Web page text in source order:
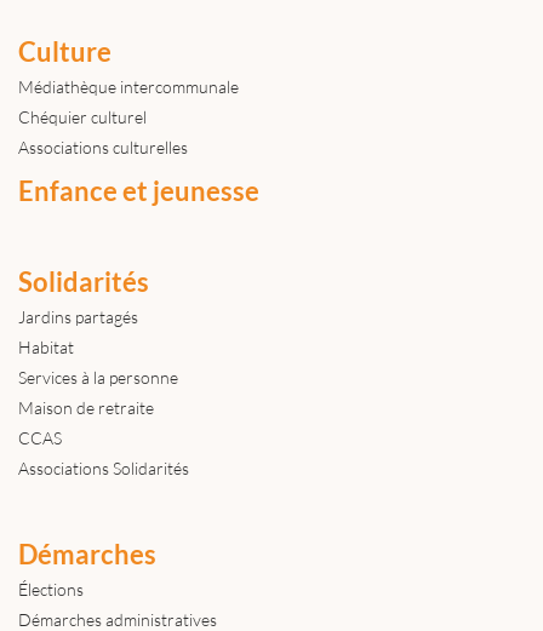
Culture
Médiathèque intercommunale
Chéquier culturel
Associations culturelles
Enfance et jeunesse
Solidarités
Jardins partagés
Habitat
Services à la personne
Maison de retraite
CCAS
Associations Solidarités
Démarches
Élections
Démarches administratives